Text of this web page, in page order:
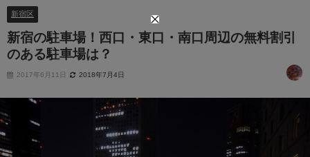
新宿区
新宿の駐車場！西口・東口・南口周辺の無料割引
のある駐車場は？
2017年6月11日 2018年7月4日